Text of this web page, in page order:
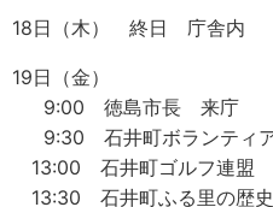
18日（木） 終日 庁舎内
19日（金）
9:00 徳島市長 来庁
9:30 石井町ボランティ
13:00 石井町ゴルフ連盟
13:30 石井町ふる里の歴